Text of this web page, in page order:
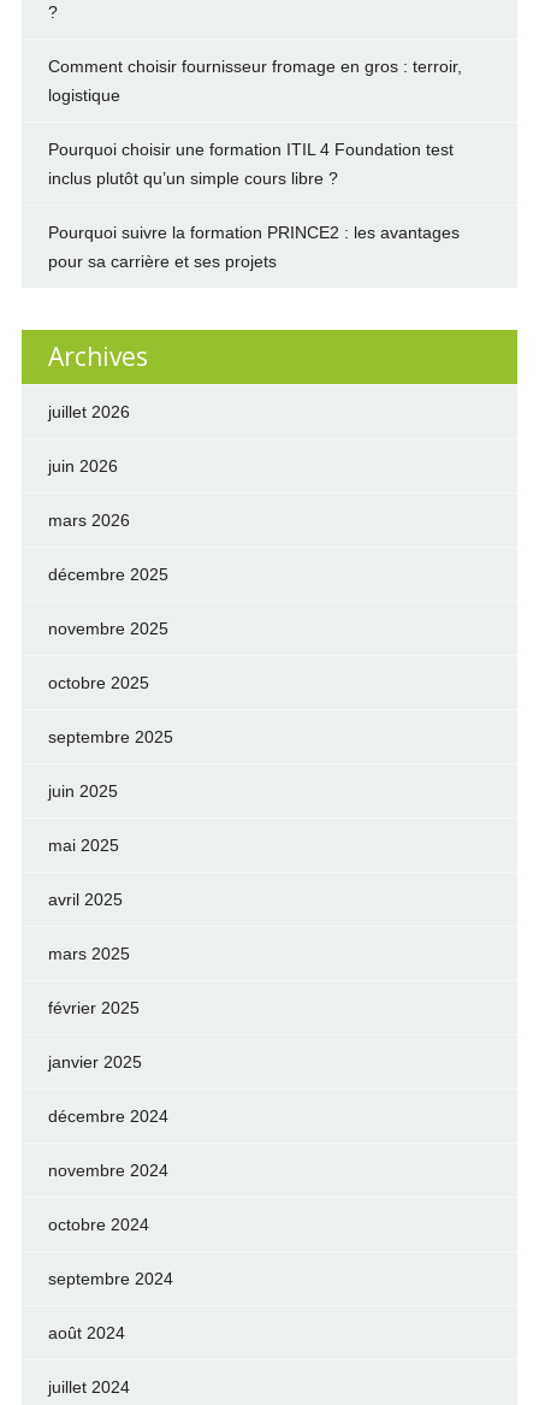
?
Comment choisir fournisseur fromage en gros : terroir,
logistique
Pourquoi choisir une formation ITIL 4 Foundation test
inclus plutôt qu’un simple cours libre ?
Pourquoi suivre la formation PRINCE2 : les avantages
pour sa carrière et ses projets
Archives
juillet 2026
juin 2026
mars 2026
décembre 2025
novembre 2025
octobre 2025
septembre 2025
juin 2025
mai 2025
avril 2025
mars 2025
février 2025
janvier 2025
décembre 2024
novembre 2024
octobre 2024
septembre 2024
août 2024
juillet 2024